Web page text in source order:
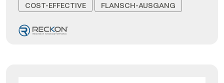
COST-EFFECTIVE FLANSCH-AUSGANG